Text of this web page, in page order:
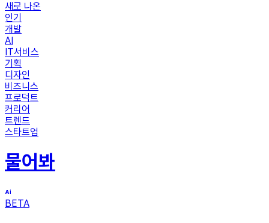
새로 나온
인기
개발
AI
IT서비스
기획
디자인
비즈니스
프로덕트
커리어
트렌드
스타트업
물어봐
BETA